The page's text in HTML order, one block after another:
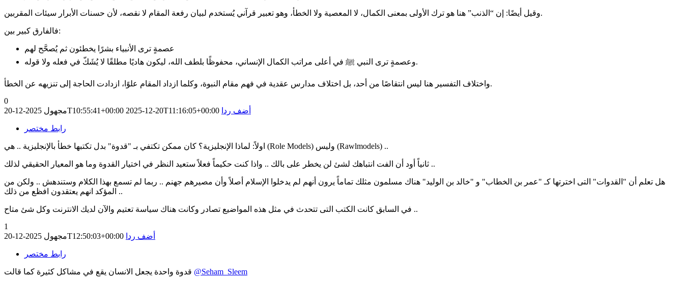
وقيل أيضًا: إن “الذنب” هنا هو ترك الأولى بمعنى الكمال، لا المعصية ولا الخطأ، وهو تعبير قرآني يُستخدم لبيان رفعة المقام لا نقصه، لأن حسنات الأبرار سيئات المقربين.
فالفارق كبير بين:
عصمةٍ ترى الأنبياء بشرًا يخطئون ثم يُصحَّح لهم
وعصمةٍ ترى النبي ﷺ في أعلى مراتب الكمال الإنساني، محفوظًا بلطف الله، ليكون هاديًا مطلقًا لا يُشَكّ في فعله ولا قوله.
واختلاف التفسير هنا ليس انتقاصًا من أحد، بل اختلاف مدارس عقدية في فهم مقام النبوة، وكلما ازداد المقام علوًا، ازدادت الحاجة إلى تنزيهه عن الخطأ.
0
مجهول2025-12-20T10:55:41+00:00 2025-12-20T11:16:05+00:00 أضف ردا
رابط مختصر
اولاً: لماذا الإنجليزية؟ كان ممكن تكتفي بـ "قدوة" بدل تكتبها خطأ بالإنجليزية .. هي (Role Models) وليس (Rawlmodels) ..
ثانياً أود أن الفت انتباهك لشئ لن يخطر على بالك .. واذا كنت حكيماً فعلاً ستعيد النظر في اختيار القدوة وما هو المعيار الحقيقي لذلك ..
هل تعلم أن "القدوات" التى اخترتها كـ "عمر بن الخطاب" و "خالد بن الوليد" هناك مسلمون مثلك تماماً يرون أنهم لم يدخلوا الإسلام أصلاً وأن مصيرهم جهنم .. ربما لم تسمع بهذا الكلام وستندهش .. ولكن من
المؤكد انهم يعتقدون افظع من ذلك ..
في السابق كانت الكتب التى تتحدث في مثل هذه المواضيع تصادر وكانت هناك سياسة تعتيم والآن لديك الانترنت وكل شئ متاح ..
1
مجهول2025-12-20T12:50:03+00:00 أضف ردا
رابط مختصر
@Seham_Sleem